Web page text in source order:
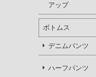
アップ
ボトムス
デニムパンツ
ハーフパンツ